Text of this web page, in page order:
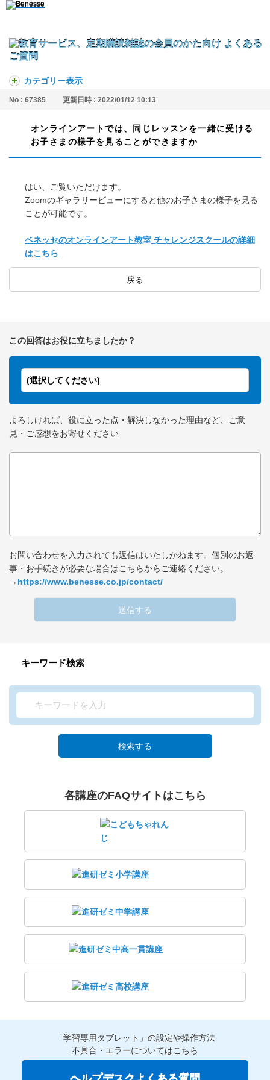
カテゴリー表示
No : 67385 更新日時 : 2022/01/12 10:13
オンラインアートでは、同じレッスンを一緒に受ける
お子さまの様子を見ることができますか
はい、ご覧いただけます。
Zoomのギャラリービューにすると他のお子さまの様子を見る
ことが可能です。
ベネッセのオンラインアート教室 チャレンジスクールの詳細
はこちら
戻る
この回答はお役に立ちましたか？
(選択してください)
よろしければ、役に立った点・解決しなかった理由など、ご意
見・ご感想をお寄せください
お問い合わせを入力されても返信はいたしかねます。個別のお返
事・お手続きが必要な場合はこちらからご連絡ください。
→ https://www.benesse.co.jp/contact/
送信する
キーワード検索
検索する
各講座のFAQサイトはこちら
「学習専用タブレット」の設定や操作方法
不具合・エラーについてはこちら